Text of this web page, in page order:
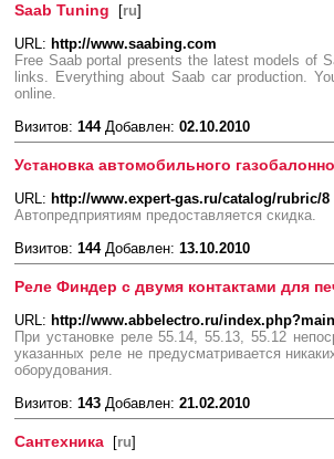
Saab Tuning [ru]
URL: http://www.saabing.com
Free Saab portal presents the latest models of
links. Everything about Saab car production.
online.
Визитов: 144Добавлен: 02.10.2010
Установка автомобильного
URL: http://www.expert-gas.ru/catalog/rubric/8
Автопредприятиям предоставляется скидка.
Визитов: 144Добавлен: 13.10.2010
Реле Финдер с двумя контактами для
URL: http://www.abbelectro.ru/
При установке реле 55.14, 55.13, 55.12
указанных реле не предусматривается
оборудования.
Визитов: 143 Добавлен: 21.02.2010
Сантехника [ru]